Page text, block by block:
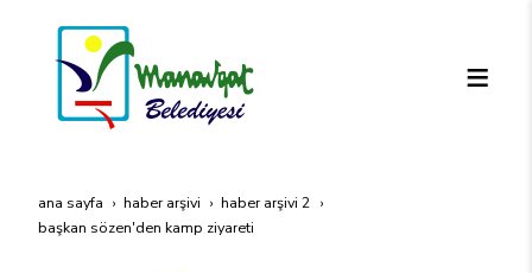
ana sayfa haber arşivi
haber arşivi 2
başkan sözen'den kamp zi̇yareti̇